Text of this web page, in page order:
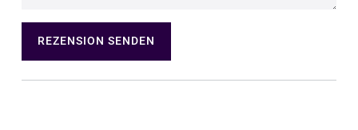
REZENSION SENDEN